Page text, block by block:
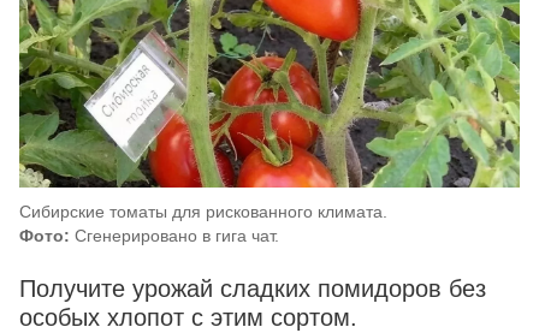
Сибирские томаты для рискованного климата.
Фото: Сгенерировано в гига чат.
Получите урожай сладких помидоров без
особых хлопот с этим сортом.